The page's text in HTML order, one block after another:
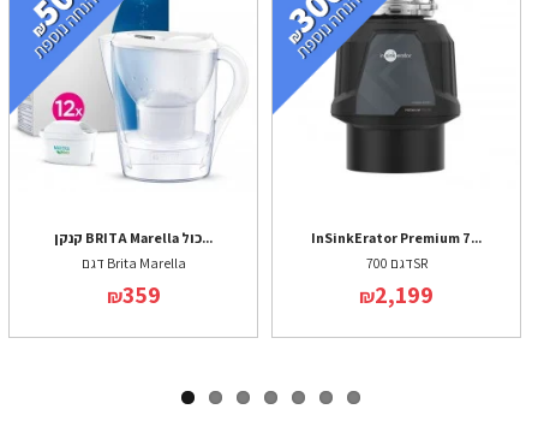
קנקן BRITA Marella כול...
דגם Brita Marella
₪359
InSinkErator Premium 7...
דגם 700SR
₪2,199